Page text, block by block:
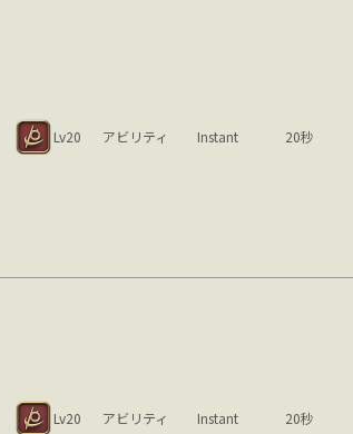
Lv20 アビリティ Instant 20秒
Lv20 アビリティ Instant 20秒